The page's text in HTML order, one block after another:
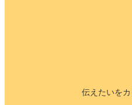
伝えたいを